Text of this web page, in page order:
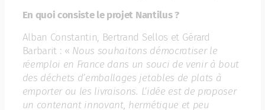
En quoi consiste le projet Nantilus ?
Alban Constantin, Bertrand Sellos et Gérard
Barbarit : « Nous souhaitons démocratiser le
réemploi en France dans un souci de venir à bout
des déchets d’emballages jetables de plats à
emporter ou les livraisons. L’idée est de proposer
un contenant innovant, hermétique et peu